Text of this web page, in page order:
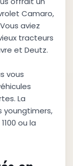
Camaro,
aviez
tracteurs
et Deutz.
vous
La
youngtimers,
ou la